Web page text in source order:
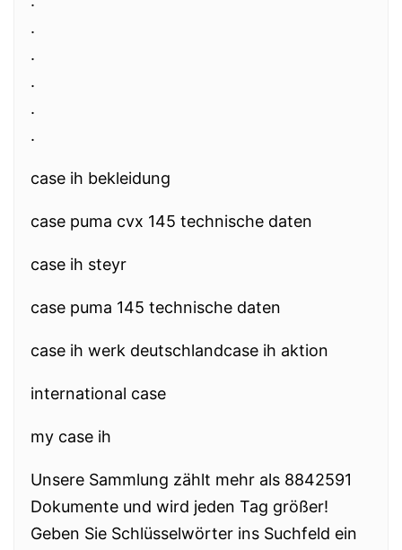
.
.
.
.
.
case ih bekleidung
case puma cvx 145 technische daten
case ih steyr
case puma 145 technische daten
case ih werk deutschlandcase ih aktion
international case
my case ih
Unsere Sammlung zählt mehr als 8842591
Dokumente und wird jeden Tag größer!
Geben Sie Schlüsselwörter ins Suchfeld ein